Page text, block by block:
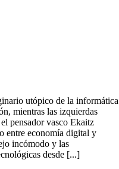
utópico de la informática
mientras las izquierdas
pensador vasco Ekaitz
entre economía digital y
incómodo y las
desde [...]